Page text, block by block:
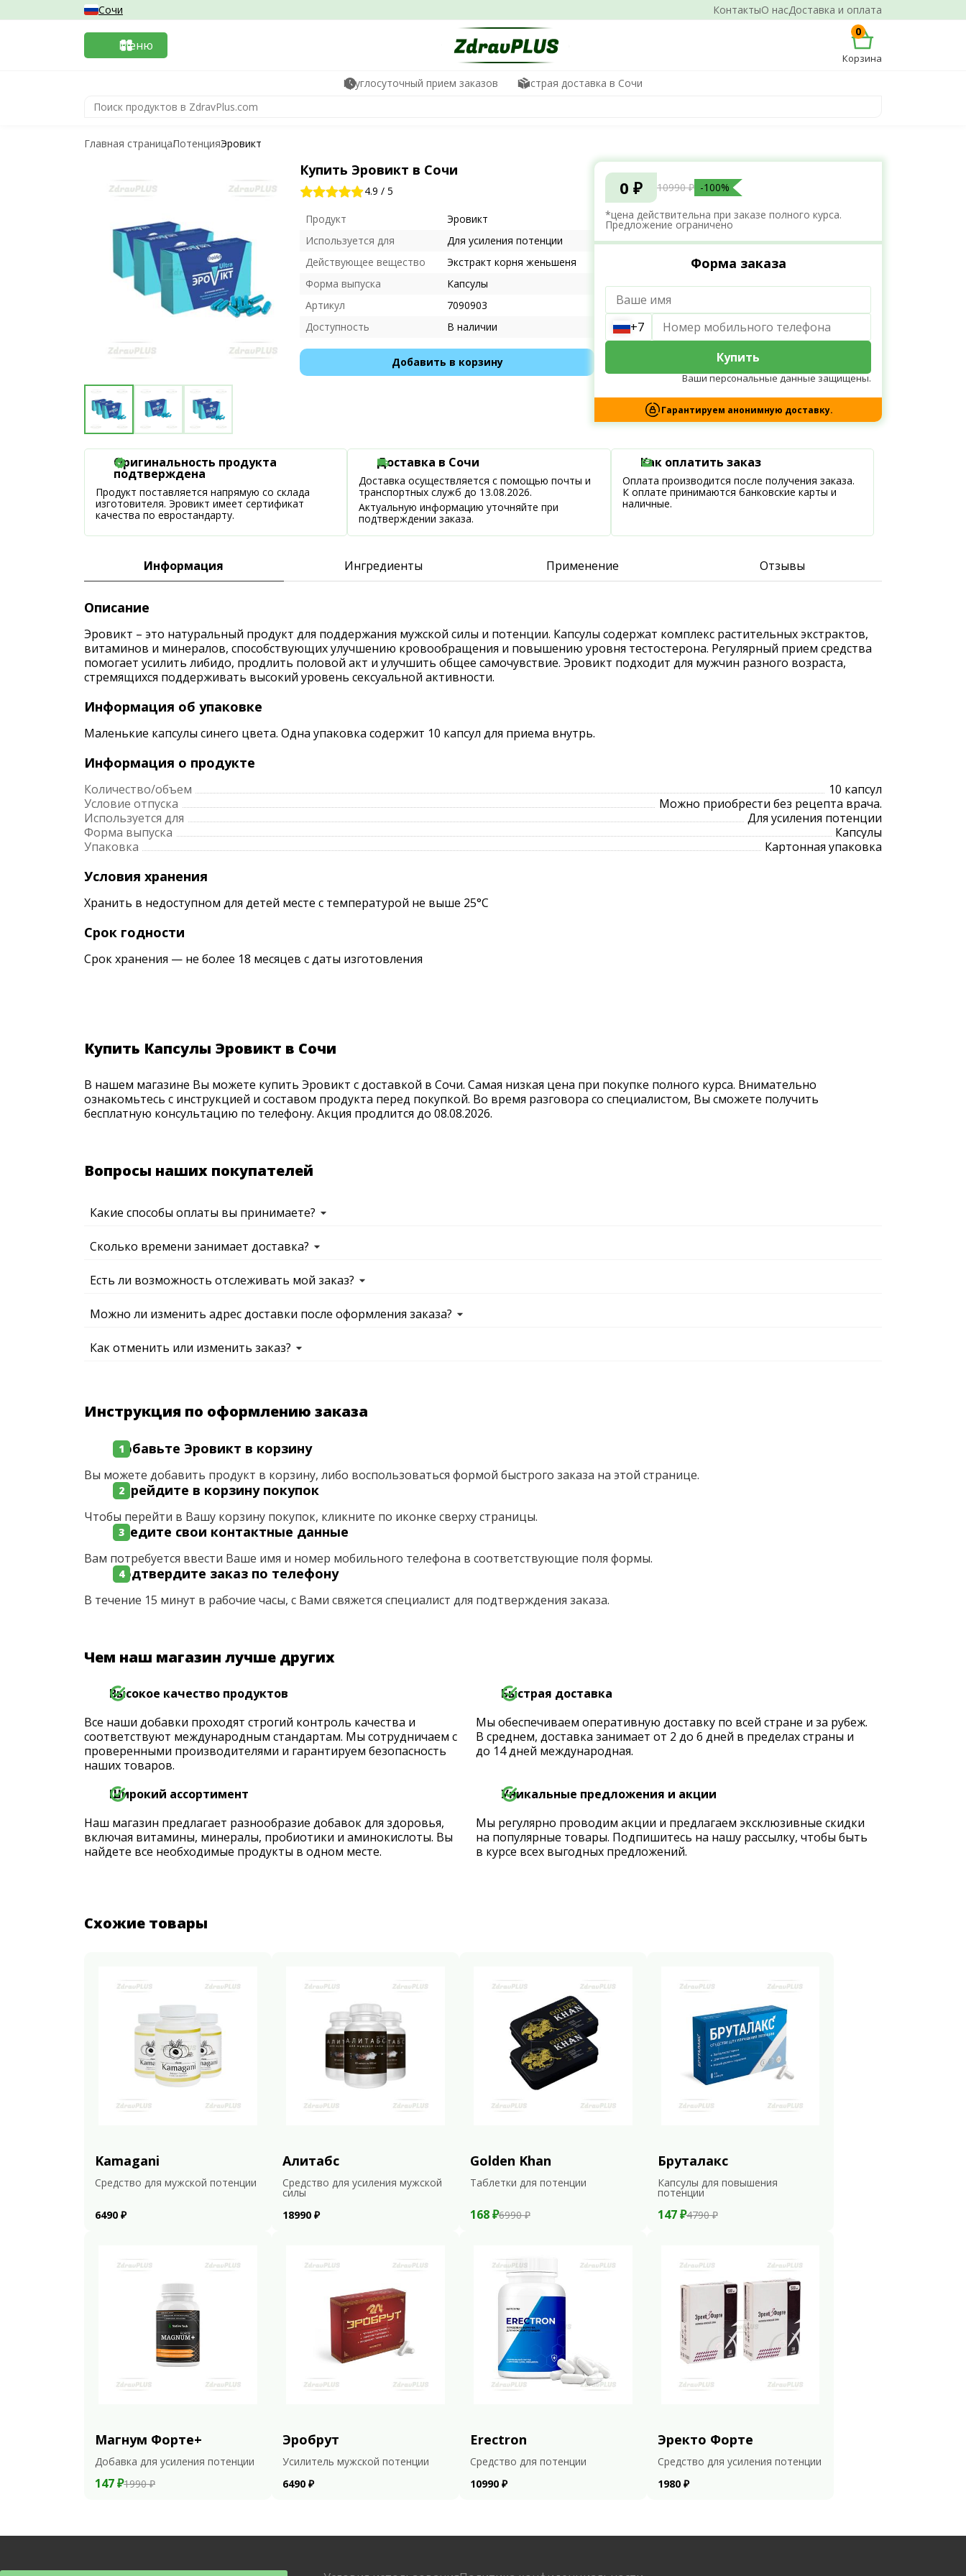
КонтактыО насДоставка и оплата
Сочи
Меню
0
Корзина
Круглосуточный прием заказов Быстрая доставка в Сочи
Главная страницаПотенцияЭровикт
Купить Эровикт в Сочи
4.9 / 5
Продукт
Эровикт
Используется для
Для усиления потенции
Действующее вещество
Экстракт корня женьшеня
Форма выпуска
Капсулы
Артикул
7090903
Доступность
В наличии
Добавить в корзину
0 ₽ 10990 ₽ -100%
*цена действительна при заказе полного курса.
Предложение ограничено
Форма заказа
+7
Купить
Ваши персональные данные защищены.
Гарантируем анонимную доставку.
Оригинальность продукта
подтверждена
Продукт поставляется напрямую со склада
изготовителя. Эровикт имеет сертификат
качества по евростандарту.
Доставка в Сочи
Доставка осуществляется с помощью почты и
транспортных служб до 13.08.2026.
Актуальную информацию уточняйте при
подтверждении заказа.
Как оплатить заказ
Оплата производится после получения заказа.
К оплате принимаются банковские карты и
наличные.
Информация Ингредиенты Применение Отзывы
Описание
Эровикт – это натуральный продукт для поддержания мужской силы и потенции. Капсулы содержат комплекс растительных экстрактов,
витаминов и минералов, способствующих улучшению кровообращения и повышению уровня тестостерона. Регулярный прием средства
помогает усилить либидо, продлить половой акт и улучшить общее самочувствие. Эровикт подходит для мужчин разного возраста,
стремящихся поддерживать высокий уровень сексуальной активности.
Информация об упаковке
Маленькие капсулы синего цвета. Одна упаковка содержит 10 капсул для приема внутрь.
Информация о продукте
Количество/объем
10 капсул
Условие отпуска
Можно приобрести без рецепта врача.
Используется для
Для усиления потенции
Форма выпуска
Капсулы
Упаковка
Картонная упаковка
Условия хранения
Хранить в недоступном для детей месте с температурой не выше 25°C
Срок годности
Срок хранения — не более 18 месяцев с даты изготовления
Купить Капсулы Эровикт в Сочи
В нашем магазине Вы можете купить Эровикт с доставкой в Сочи. Самая низкая цена при покупке полного курса. Внимательно
ознакомьтесь с инструкцией и составом продукта перед покупкой. Во время разговора со специалистом, Вы сможете получить
бесплатную консультацию по телефону. Акция продлится до 08.08.2026.
Вопросы наших покупателей
Какие способы оплаты вы принимаете?
Сколько времени занимает доставка?
Есть ли возможность отслеживать мой заказ?
Можно ли изменить адрес доставки после оформления заказа?
Как отменить или изменить заказ?
Инструкция по оформлению заказа
Добавьте Эровикт в корзину
Вы можете добавить продукт в корзину, либо воспользоваться формой быстрого заказа на этой странице.
Перейдите в корзину покупок
Чтобы перейти в Вашу корзину покупок, кликните по иконке сверху страницы.
Введите свои контактные данные
Вам потребуется ввести Ваше имя и номер мобильного телефона в соответствующие поля формы.
Подтвердите заказ по телефону
В течение 15 минут в рабочие часы, с Вами свяжется специалист для подтверждения заказа.
Чем наш магазин лучше других
Высокое качество продуктов
Все наши добавки проходят строгий контроль качества и
соответствуют международным стандартам. Мы сотрудничаем с
проверенными производителями и гарантируем безопасность
наших товаров.
Быстрая доставка
Мы обеспечиваем оперативную доставку по всей стране и за рубеж.
В среднем, доставка занимает от 2 до 6 дней в пределах страны и
до 14 дней международная.
Широкий ассортимент
Наш магазин предлагает разнообразие добавок для здоровья,
включая витамины, минералы, пробиотики и аминокислоты. Вы
найдете все необходимые продукты в одном месте.
Уникальные предложения и акции
Мы регулярно проводим акции и предлагаем эксклюзивные скидки
на популярные товары. Подпишитесь на нашу рассылку, чтобы быть
в курсе всех выгодных предложений.
Схожие товары
Kamagani
Средство для мужской потенции
6490 ₽
Алитабс
Средство для усиления мужской
силы
18990 ₽
Golden Khan
Таблетки для потенции
168 ₽6990 ₽
Бруталакс
Капсулы для повышения
потенции
147 ₽4790 ₽
Магнум Форте+
Добавка для усиления потенции
147 ₽1990 ₽
Эробрут
Усилитель мужской потенции
6490 ₽
Erectron
Средство для потенции
10990 ₽
Эректо Форте
Средство для усиления потенции
1980 ₽